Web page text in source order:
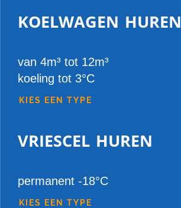
koelwagen huren
van 4m³ tot 12m³
koeling tot 3°C
KIES EEN TYPE
vriescel huren
permanent -18°C
KIES EEN TYPE